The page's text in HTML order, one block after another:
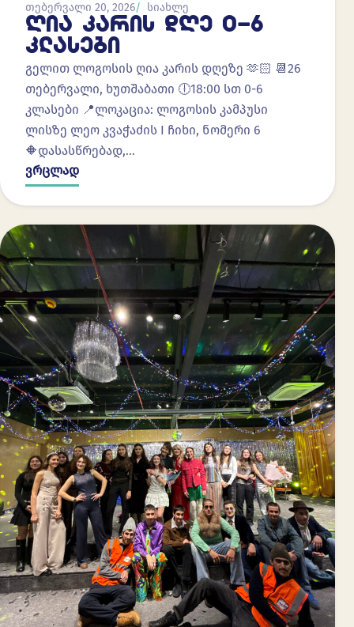
თებერვალი 20, 2026 სიახლე
ᲦᲘᲐ ᲙᲐᲠᲘᲡ ᲓᲦᲔ 0-6
ᲙᲚᲐᲡᲔᲑᲘ
გელით ლოგოსის ღია კარის დღეზე 🫶🏻 📆26
თებერვალი, ხუთშაბათი 🕕18:00 სთ 0-6
კლასები 📍ლოკაცია: ლოგოსის კამპუსი
ლისზე ლეო კვაჭაძის I ჩიხი, ნომერი 6
🔶დასასწრებად,…
ვრცლად